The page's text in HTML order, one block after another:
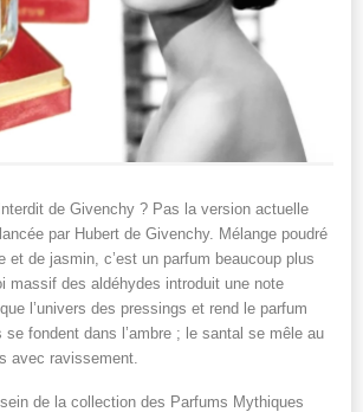
de Givenchy ? Pas la version actuelle
par Hubert de Givenchy. Mélange poudré
et de jasmin, c’est un parfum beaucoup plus
massif des aldéhydes introduit une note
l’univers des pressings et rend le parfum
fondent dans l’ambre ; le santal se mêle au
avec ravissement.
de la collection des Parfums Mythiques